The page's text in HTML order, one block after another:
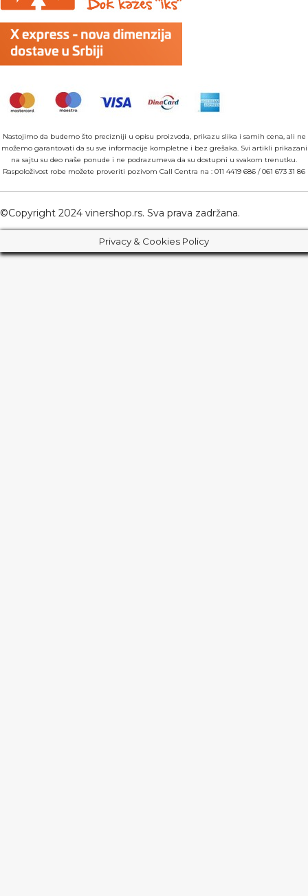
Nastojimo da budemo što precizniji u opisu proizvoda, prikazu slika i samih cena, ali ne
možemo garantovati da su sve informacije kompletne i bez grešaka. Svi artikli prikazani
na sajtu su deo naše ponude i ne podrazumeva da su dostupni u svakom trenutku.
Raspoloživost robe možete proveriti pozivom Call Centra na : 011 4419 686 /061 673 31 86
©Copyright 2024 vinershop.rs. Sva prava zadržana.
Privacy & Cookies Policy